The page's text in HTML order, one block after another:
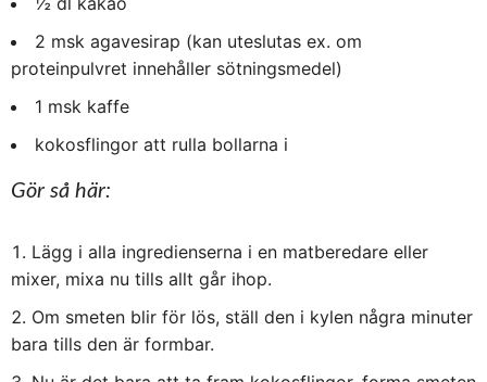
2 msk agavesirap (kan uteslutas ex. om
proteinpulvret innehåller sötningsmedel)
1 msk kaffe
kokosflingor att rulla bollarna i
Gör så här:
Lägg i alla ingredienserna i en matberedare eller
mixer, mixa nu tills allt går ihop.
Om smeten blir för lös, ställ den i kylen några minuter
bara tills den är formbar.